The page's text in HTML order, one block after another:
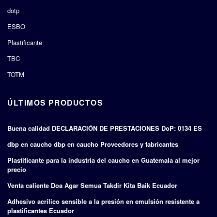
dotp
ESBO
Plastificante
TBC
TOTM
ÚLTIMOS PRODUCTOS
Buena calidad DECLARACIÓN DE PRESTACIONES DoP: 0134 ES
dbp en caucho dbp en caucho Proveedores y fabricantes
Plastificante para la industria del caucho en Guatemala al mejor
precio
Venta caliente Doa Agar Semua Takdir Kita Baik Ecuador
Adhesivo acrílico sensible a la presión en emulsión resistente a
plastificantes Ecuador